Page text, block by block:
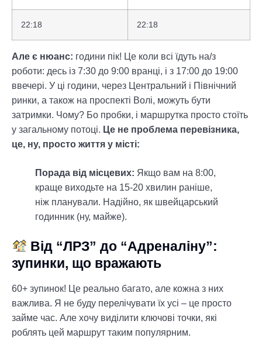
22:18 22:18
Але є нюанс: години пік! Це коли всі їдуть на/з
роботи: десь із 7:30 до 9:00 вранці, і з 17:00 до 19:00
ввечері. У ці години, через Центральний і Північний
ринки, а також на проспекті Волі, можуть бути
затримки. Чому? Бо пробки, і маршрутка просто стоїть
у загальному потоці. Це не проблема перевізника,
це, ну, просто життя у місті:
Порада від місцевих: Якщо вам на 8:00,
краще виходьте на 15-20 хвилин раніше,
ніж планували. Надійно, як швейцарський
годинник (ну, майже).
Від “ЛРЗ” до “Адреналіну”:
зупинки, що вражають
60+ зупинок! Це реально багато, але кожна з них
важлива. Я не буду перелічувати їх усі – це просто
займе час. Але хочу виділити ключові точки, які
роблять цей маршрут таким популярним.